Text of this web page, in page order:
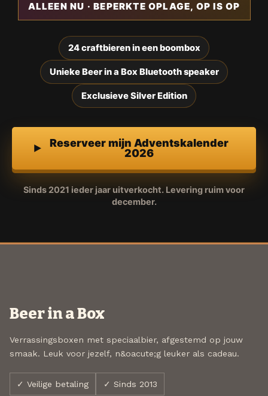
ALLEEN NU · BEPERKTE OPLAGE, OP IS OP
24 craftbieren in een boombox
Unieke Beer in a Box Bluetooth speaker
Exclusieve Silver Edition
Reserveer mijn Adventskalender
2026
Sinds 2021 ieder jaar uitverkocht. Levering ruim voor
december.
Beer in a Box
Verrassingsboxen met speciaalbier, afgestemd op jouw
smaak. Leuk voor jezelf, n&oacute;g leuker als cadeau.
✓ Veilige betaling ✓ Sinds 2013